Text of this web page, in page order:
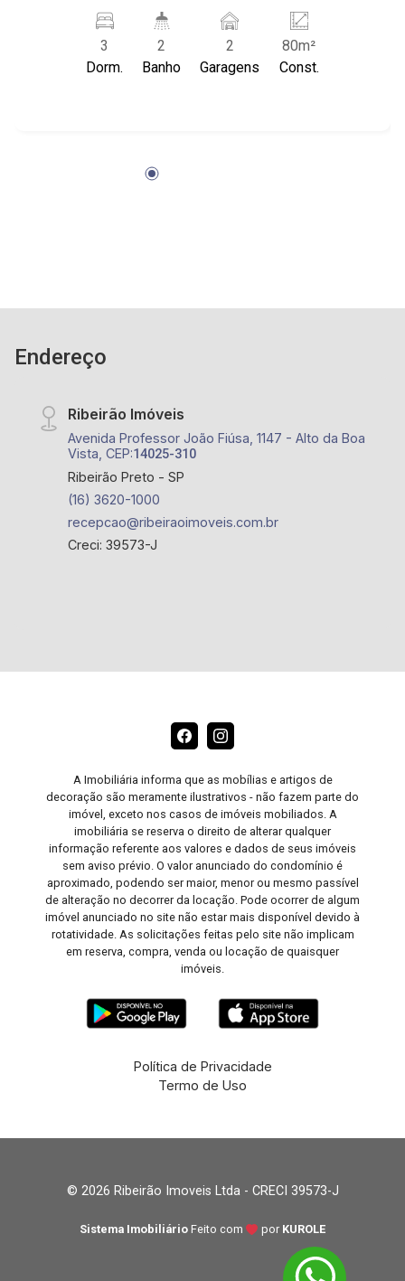
vagas de garagem coberta - Excelente
localização, próximo ao Parque Raya. -
condomínio de baixo custo. Sem portaria.
3
Dorm.
2
Banho
2
Garagens
80m²
Const.
Endereço
Ribeirão Imóveis
Avenida Professor João Fiúsa, 1147 - Alto da Boa
Vista, CEP:14025-310
Ribeirão Preto - SP
(16) 3620-1000
recepcao@ribeiraoimoveis.com.br
Creci: 39573-J
A Imobiliária informa que as mobílias e artigos de
decoração são meramente ilustrativos - não fazem parte do
imóvel, exceto nos casos de imóveis mobiliados. A
imobiliária se reserva o direito de alterar qualquer
informação referente aos valores e dados de seus imóveis
sem aviso prévio. O valor anunciado do condomínio é
aproximado, podendo ser maior, menor ou mesmo passível
de alteração no decorrer da locação. Pode ocorrer de algum
imóvel anunciado no site não estar mais disponível devido à
rotatividade. As solicitações feitas pelo site não implicam
em reserva, compra, venda ou locação de quaisquer
imóveis.
Política de Privacidade
Termo de Uso
© 2026 Ribeirão Imoveis Ltda - CRECI 39573-J
Sistema Imobiliário Feito com por KUROLE